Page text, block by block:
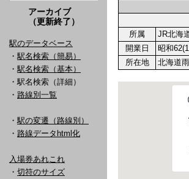
アーカイブ
（更新終了）
駅のデータベース
・ 駅名検索（簡易）
・ 駅名検索（基本）
・駅名検索（詳細）
・ 路線別一覧
・ 駅の変遷（路線別）
・ 路線データhtml化
入場券あれこれ
・ 切符のサイズ
所属
JR北海
開業日
昭和
所在地
北海道